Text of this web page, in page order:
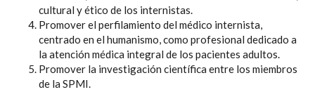
cultural y ético de los internistas.
Promover el perfilamiento del médico internista,
centrado en el humanismo, como profesional dedicado a
la atención médica integral de los pacientes adultos.
Promover la investigación científica entre los miembros
de la SPMI.